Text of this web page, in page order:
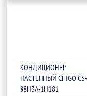
КОНДИЦИОНЕР
НАСТЕННЫЙ CHIGO CS-
88H3A-1H181